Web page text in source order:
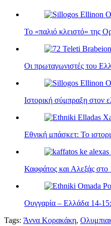
Το «παλιό κλειστό» της
Οι πρωταγωνιστές του
Ιστορική σύμπραξη στον
Εθνική μπάσκετ: Το
Καφφάτος και Αλεξάς
Ουγγαρία – Ελλάδα 14-
Tags: Άννα Κορακάκη,